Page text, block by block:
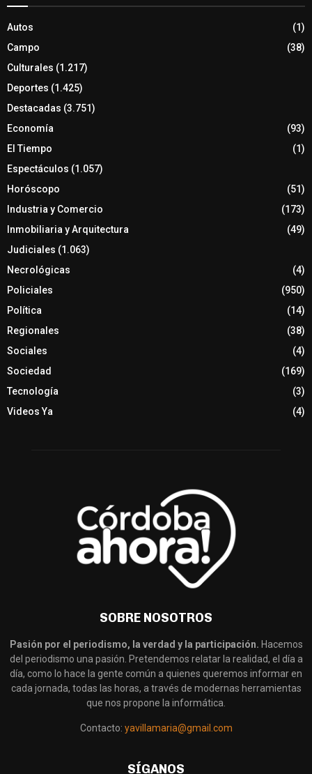
Autos
(1)
Campo
(38)
Culturales (1.217)
Deportes (1.425)
Destacadas (3.751)
Economía
(93)
El Tiempo
(1)
Espectáculos (1.057)
Horóscopo
(51)
Industria y Comercio
(173)
Inmobiliaria y Arquitectura
(49)
Judiciales (1.063)
Necrológicas
(4)
Policiales
(950)
Política
(14)
Regionales
(38)
Sociales
(4)
Sociedad
(169)
Tecnología
(3)
Videos Ya
(4)
SOBRE NOSOTROS
Pasión por el periodismo, la verdad y la participación. Hacemos
del periodismo una pasión. Pretendemos relatar la realidad, el día a
día, como lo hace la gente común a quienes queremos informar en
cada jornada, todas las horas, a través de modernas herramientas
que nos propone la informática.
Contacto: yavillamaria@gmail.com
SÍGANOS